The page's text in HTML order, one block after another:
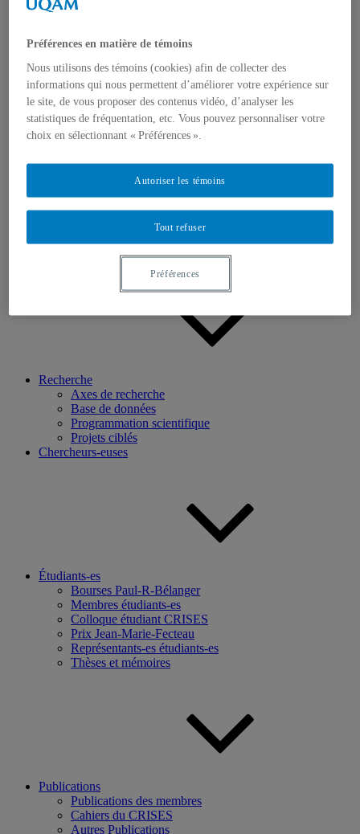
Dans les médias
Événements à venir
Archives et bilans
Colloque international CRISES
Perspectives et dialogue
Vidéos et baladodiffusions
Recherche
Axes de recherche
Base de données
Programmation scientifique
Projets ciblés
Chercheurs-euses
Étudiants-es
Bourses Paul-R-Bélanger
Membres étudiants-es
Colloque étudiant CRISES
Prix Jean-Marie-Fecteau
Représentants-es étudiants-es
Thèses et mémoires
Publications
Publications des membres
Cahiers du CRISES
Autres Publications
Préférences en matière de témoins
Nous utilisons des témoins (cookies) afin de collecter des
informations qui nous permettent d’améliorer votre expérience sur
le site, de vous proposer des contenus vidéo, d’analyser les
statistiques de fréquentation, etc. Vous pouvez personnaliser votre
choix en sélectionnant « Préférences ».
Tout refuser
Autoriser les témoins
Préférences